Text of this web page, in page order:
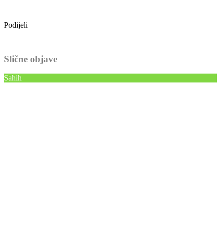
Podijeli
Slične objave
Sahih